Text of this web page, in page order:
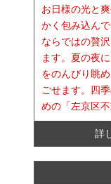
お日様の光と
かく包み込ん
ならではの贅
ます。夏の夜
をのんびり眺
ごせます。四
めの「左京区不
詳